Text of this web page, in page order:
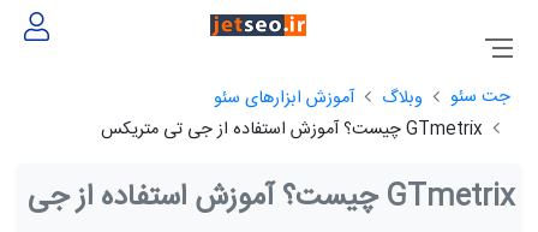
جت سئو وبلاگ
آموزش ابزارهای سئو
GTmetrix چیست؟ آموزش استفاده از جی تی متریکس
GTmetrix چیست؟ آموزش استفاده از جی